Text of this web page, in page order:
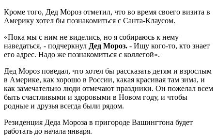
Кроме того, Дед Мороз отметил, что во время своего визита в
Америку хотел бы познакомиться с Санта-Клаусом.
«Пока мы с ним не виделись, но я собираюсь к нему
наведаться, - подчеркнул Дед Мороз. - Ищу кого-то, кто знает
его адрес. Надо же познакомиться с коллегой».
Дед Мороз поведал, что хотел бы рассказать детям и взрослым
в Америке, как хорошо в России, какая красивая там зима, и
как замечательно люди отмечают праздники. Он пожелал всем
быть счастливыми и здоровыми в Новом году, и чтобы
родные и друзья всегда были рядом.
Резиденция Деда Мороза в пригороде Вашингтона будет
работать до начала января.